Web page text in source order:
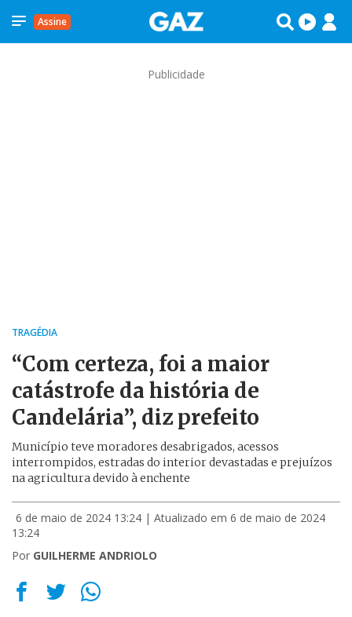
Assine
Publicidade
TRAGÉDIA
“Com certeza, foi a maior
catástrofe da história de
Candelária”, diz prefeito
Município teve moradores desabrigados, acessos
interrompidos, estradas do interior devastadas e prejuízos
na agricultura devido à enchente
6 de maio de 2024 13:24 | Atualizado em 6 de maio de 2024
13:24
Por GUILHERME ANDRIOLO